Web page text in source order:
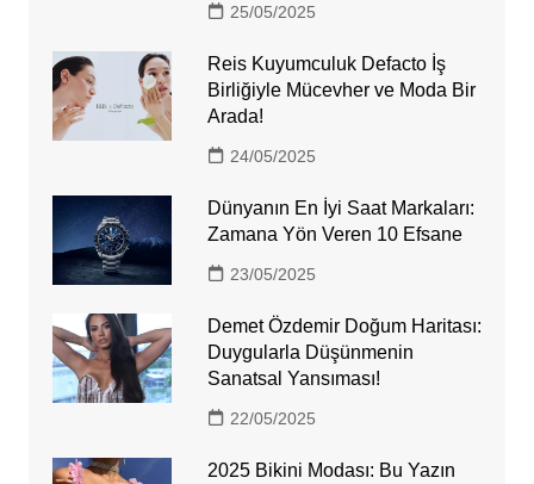
25/05/2025
Reis Kuyumculuk Defacto İş
Birliğiyle Mücevher ve Moda Bir
Arada!
24/05/2025
Dünyanın En İyi Saat Markaları:
Zamana Yön Veren 10 Efsane
23/05/2025
Demet Özdemir Doğum Haritası:
Duygularla Düşünmenin
Sanatsal Yansıması!
22/05/2025
2025 Bikini Modası: Bu Yazın